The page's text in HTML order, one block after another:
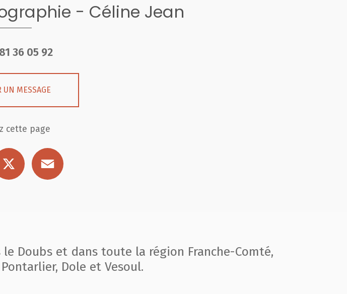
- Céline Jean
36 05 92
UN MESSAGE
cette page
le Doubs et dans toute la région Franche-Comté,
Dole et Vesoul.